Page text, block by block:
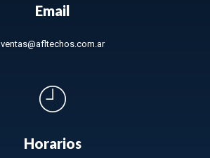
Email
ventas@afltechos.com.ar
Horarios